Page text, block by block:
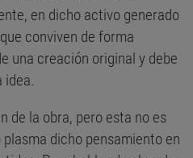
en dicho activo generado
conviven de forma
una creación original y debe
idea.
de la obra, pero esta no es
dicho pensamiento en